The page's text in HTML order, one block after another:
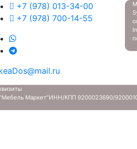
+7 (978) 013-34-00
+7 (978) 700-14-55
Маркет"ИНН/КПП 9200023690/